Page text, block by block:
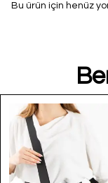
Bu ürün için henüz